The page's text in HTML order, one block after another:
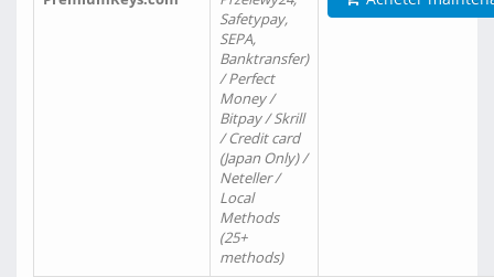
Safetypay,
SEPA,
Banktransfer)
/ Perfect
Money /
Bitpay / Skrill
/ Credit card
(Japan Only) /
Neteller /
Local
Methods
(25+
methods)